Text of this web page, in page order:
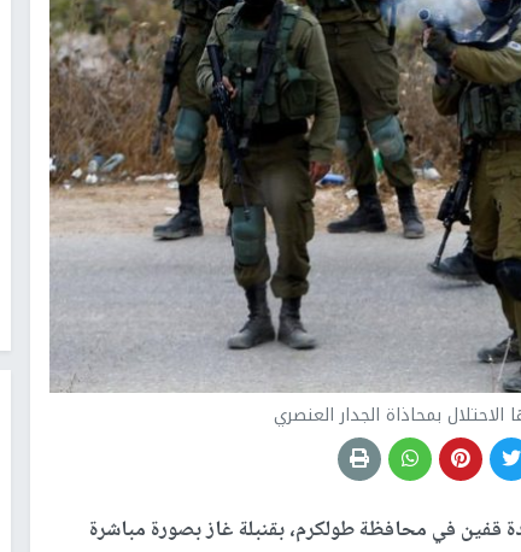
بمحاذاة الجدار العنصري
قفين في محافظة طولكرم، بقنبلة غاز بصورة مباشرة